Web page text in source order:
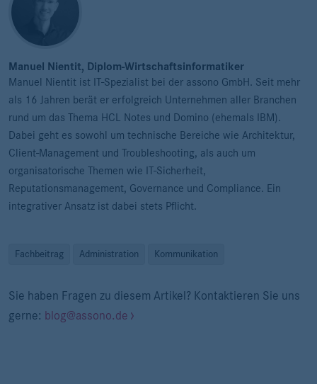
Manuel Nientit, Diplom-Wirtschaftsinformatiker
Manuel Nientit ist IT-Spezialist bei der assono GmbH. Seit mehr
als 16 Jahren berät er erfolgreich Unternehmen aller Branchen
rund um das Thema HCL Notes und Domino (ehemals IBM).
Dabei geht es sowohl um technische Bereiche wie Architektur,
Client-Management und Troubleshooting, als auch um
organisatorische Themen wie IT-Sicherheit,
Reputationsmanagement, Governance und Compliance. Ein
integrativer Ansatz ist dabei stets Pflicht.
Fachbeitrag Administration Kommunikation
Sie haben Fragen zu diesem Artikel? Kontaktieren Sie uns
gerne: blog@assono.de